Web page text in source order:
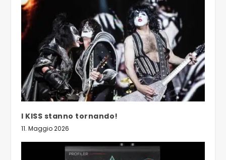
I KISS stanno tornando!
11. Maggio 2026